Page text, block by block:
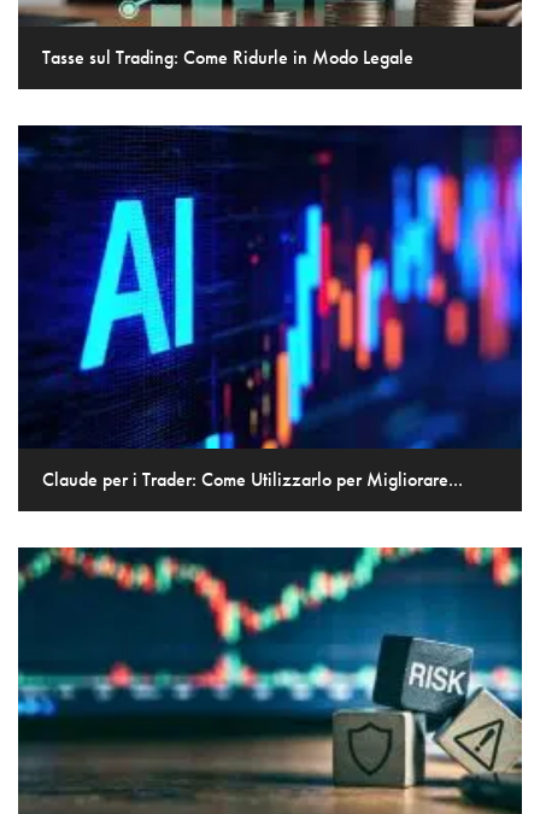
Tasse sul Trading: Come Ridurle in Modo Legale
Claude per i Trader: Come Utilizzarlo per Migliorare...